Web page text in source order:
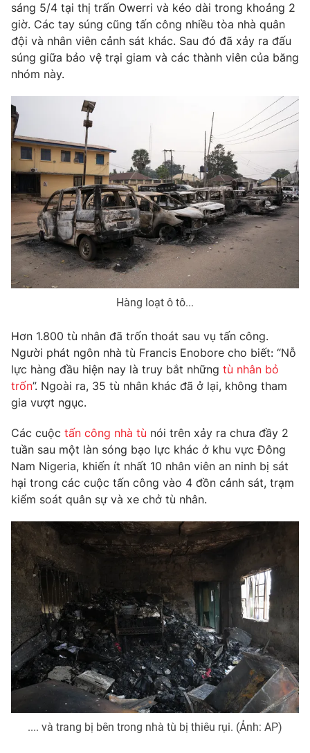
Phim VTV
Hậu trường
Nhân vật
Khán giả
Giải sao mai
Giải trí
Điện ảnh
Âm nhạc
Sao
Đời sống
Du lịch
Làm đẹp
Chất lượng cuộc sống
Giáo dục
Tuyển sinh
Học trực tuyến
Công nghệ
Hitech Công nghệ tương lai
Sản phẩm
Thị trường
Tư vấn
Giao lưu trực tuyến
Lịch phát sóng
Chuyên mục khác
Podcast
Photo Infographic
Video Shorts video
VTV Money VTV Thể thao
VTV Sức khoẻ Bất động sản
Thị trường 24h Tấm lòng Việt
VTV4 Vươn mình bằng AI
VTV9 VTV8
Liên hệ tòa soạn English
THỜI BÁO VTV
sáng 5/4 tại thị trấn Owerri và kéo dài trong khoảng 2
giờ. Các tay súng cũng tấn công nhiều tòa nhà quân
đội và nhân viên cảnh sát khác. Sau đó đã xảy ra đấu
súng giữa bảo vệ trại giam và các thành viên của băng
nhóm này.
Hàng loạt ô tô...
Hơn 1.800 tù nhân đã trốn thoát sau vụ tấn công.
Người phát ngôn nhà tù Francis Enobore cho biết: “Nỗ
lực hàng đầu hiện nay là truy bắt những tù nhân bỏ
trốn”. Ngoài ra, 35 tù nhân khác đã ở lại, không tham
gia vượt ngục.
Các cuộc tấn công nhà tù nói trên xảy ra chưa đầy 2
tuần sau một làn sóng bạo lực khác ở khu vực Đông
Nam Nigeria, khiến ít nhất 10 nhân viên an ninh bị sát
hại trong các cuộc tấn công vào 4 đồn cảnh sát, trạm
kiểm soát quân sự và xe chở tù nhân.
.... và trang bị bên trong nhà tù bị thiêu rụi. (Ảnh: AP)